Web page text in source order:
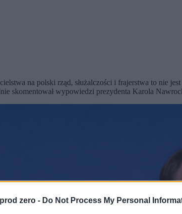
prod zero - Do Not Process My Personal
na polski rząd, służalczości i frajerstwa to nie
skomentował wypowiedzi prezydenta Karola